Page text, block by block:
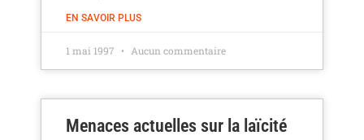
EN SAVOIR PLUS
1 mai 1997 Aucun commentaire
Menaces actuelles sur la laïcité